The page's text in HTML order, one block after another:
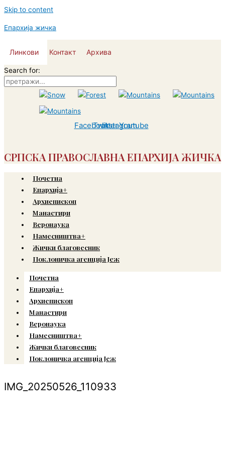
Skip to content
Епархија жичка
Линкови Контакт Архива
Search for:
Facebook
Twitter
Instagram
Youtube
СРПСКА ПРАВОСЛАВНА ЕПАРХИЈА ЖИЧКА
Почетна
Епархија+
Архиепископ
Манастири
Веронаука
Намесништва+
Жички благовесник
Поклоничка агенција Јеж
Почетна
Епархија+
Архиепископ
Манастири
Веронаука
Намесништва+
Жички благовесник
Поклоничка агенција Јеж
IMG_20250526_110933